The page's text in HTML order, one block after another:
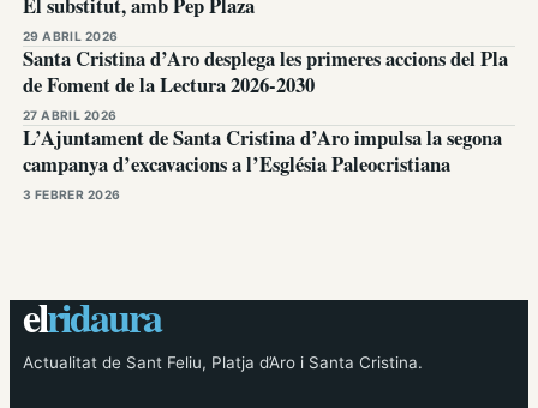
29 ABRIL 2026
Santa Cristina d’Aro desplega les primeres accions del Pla
de Foment de la Lectura 2026-2030
27 ABRIL 2026
L’Ajuntament de Santa Cristina d’Aro impulsa la segona
campanya d’excavacions a l’Església Paleocristiana
3 FEBRER 2026
elridaura
Actualitat de Sant Feliu, Platja d’Aro i Santa Cristina.